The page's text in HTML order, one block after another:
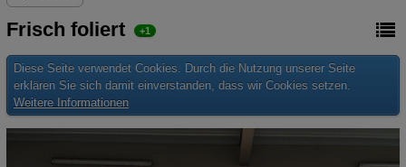
Frisch foliert +1
Diese Seite verwendet Cookies. Durch die Nutzung unserer Seite
erklären Sie sich damit einverstanden, dass wir Cookies setzen.
Weitere Informationen